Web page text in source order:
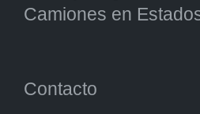
Camiones en
Contacto